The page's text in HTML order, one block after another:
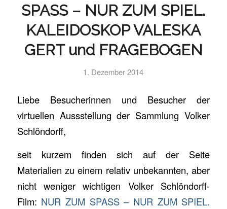
SPASS – NUR ZUM SPIEL.
KALEIDOSKOP VALESKA
GERT und FRAGEBOGEN
1. Dezember 2014
Liebe Besucherinnen und Besucher der
virtuellen Aussstellung der Sammlung Volker
Schlöndorff,
seit kurzem finden sich auf der Seite
Materialien zu einem relativ unbekannten, aber
nicht weniger wichtigen Volker Schlöndorff-
Film: NUR ZUM SPASS – NUR ZUM SPIEL.